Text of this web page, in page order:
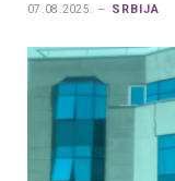
07.08.2025. SRBIJA